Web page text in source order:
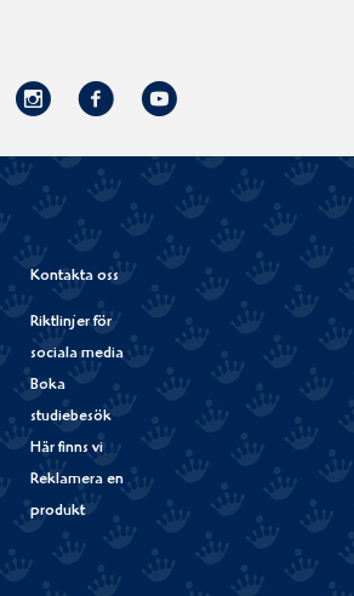
Norrmejerier
Instagram
Facebook
Youtube
Kontakta oss
Riktlinjer för
sociala media
Boka
studiebesök
Här finns vi
Reklamera en
produkt